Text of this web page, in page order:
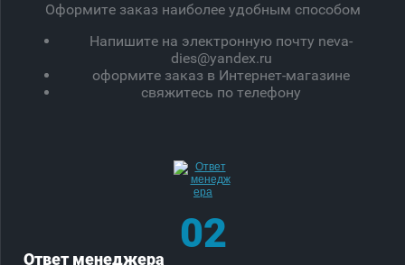
Оформите заказ наиболее удобным способом
Напишите на электронную почту neva-
dies@yandex.ru
оформите заказ в Интернет-магазине
свяжитесь по телефону
02
Ответ менеджера